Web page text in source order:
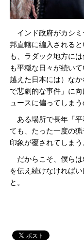
インド政府がカシミ
邦直轄に編入される
も、ラダック地方に
も平穏な日々が続い
越えた日本には）な
で悲劇的な事件」に
ュースに偏ってしまう
ある場所で長年「平
ても、たった一度の
印象が覆されてしまう
だからこそ、僕ら
を伝え続けなければ
と。